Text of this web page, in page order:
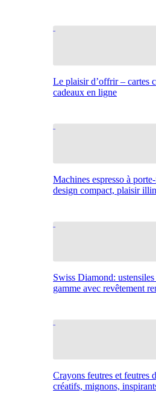
Le plaisir d’offrir – cartes
cadeaux en ligne
Machines espresso à
design compact, plaisir
Swiss Diamond:
gamme avec revêtement
Crayons feutres et feutres
créatifs, mignons,